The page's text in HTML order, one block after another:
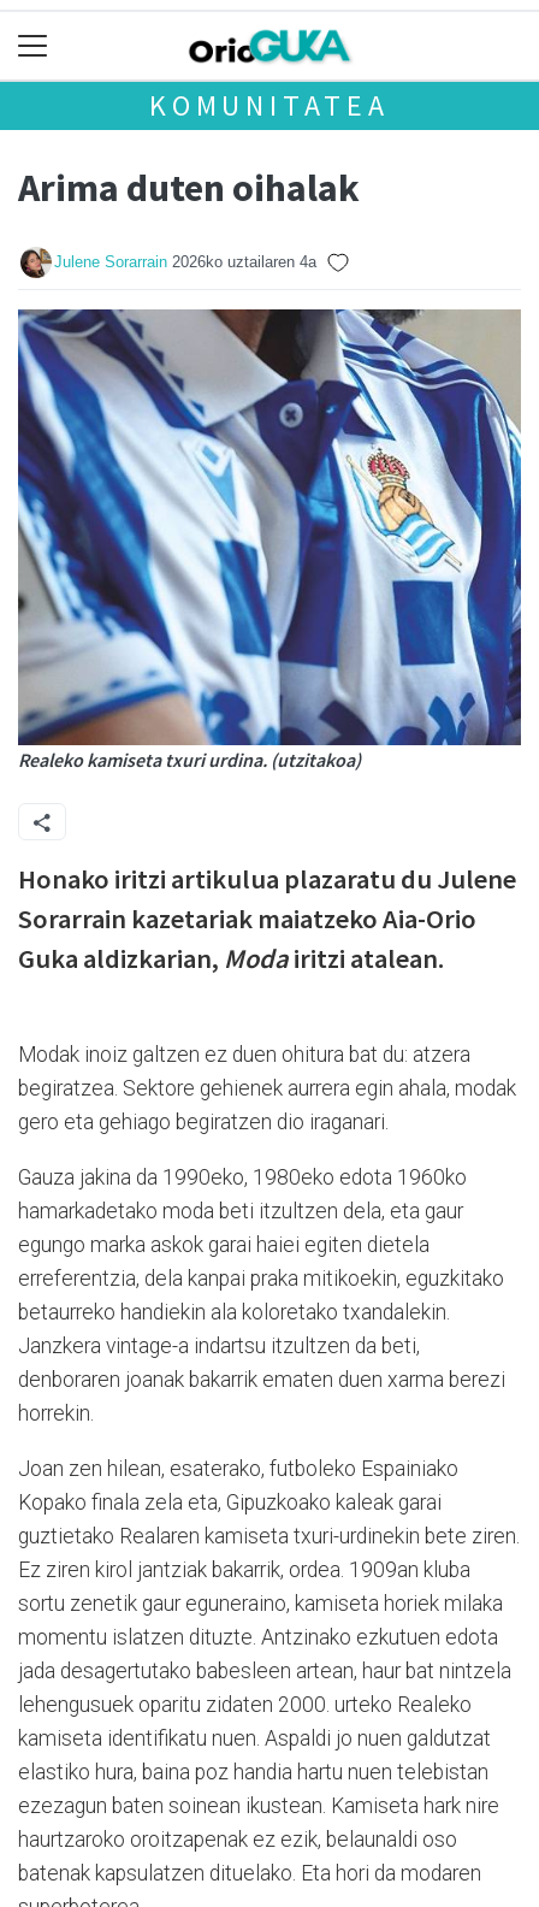
KOMUNITATEA
Arima duten oihalak
Julene Sorarrain 2026ko uztailaren 4a
Realeko kamiseta txuri urdina. (utzitakoa)
Honako iritzi artikulua plazaratu du Julene
Sorarrain kazetariak maiatzeko Aia-Orio
Guka aldizkarian, Modairitzi atalean.
Modak inoiz galtzen ez duen ohitura bat du: atzera
begiratzea. Sektore gehienek aurrera egin ahala, modak
gero eta gehiago begiratzen dio iraganari.
Gauza jakina da 1990eko, 1980eko edota 1960ko
hamarkadetako moda beti itzultzen dela, eta gaur
egungo marka askok garai haiei egiten dietela
erreferentzia, dela kanpai praka mitikoekin, eguzkitako
betaurreko handiekin ala koloretako txandalekin.
Janzkera vintage-a indartsu itzultzen da beti,
denboraren joanak bakarrik ematen duen xarma berezi
horrekin.
Joan zen hilean, esaterako, futboleko Espainiako
Kopako finala zela eta, Gipuzkoako kaleak garai
guztietako Realaren kamiseta txuri-urdinekin bete ziren.
Ez ziren kirol jantziak bakarrik, ordea. 1909an kluba
sortu zenetik gaur eguneraino, kamiseta horiek milaka
momentu islatzen dituzte. Antzinako ezkutuen edota
jada desagertutako babesleen artean, haur bat nintzela
lehengusuek oparitu zidaten 2000. urteko Realeko
kamiseta identifikatu nuen. Aspaldi jo nuen galdutzat
elastiko hura, baina poz handia hartu nuen telebistan
ezezagun baten soinean ikustean. Kamiseta hark nire
haurtzaroko oroitzapenak ez ezik, belaunaldi oso
batenak kapsulatzen dituelako. Eta hori da modaren